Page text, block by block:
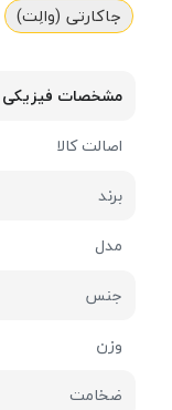
جاکارتی (والِت)
مشخصات فیزیکی
اصالت کالا
برند
مدل
جنس
وزن
ضخامت